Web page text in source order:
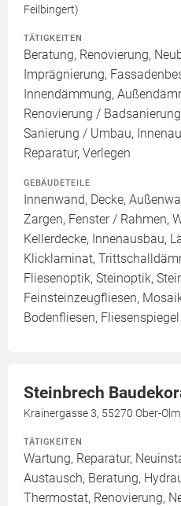
Feilbingert)
TÄTIGKEITEN
Beratung, Renovierung,
Imprägnierung,
Innendämmung,
Renovierung /
Sanierung / Umbau,
Reparatur, Verlegen
GEBÄUDETEILE
Innenwand, Decke,
Zargen, Fenster / Rahmen,
Kellerdecke, Innenausbau,
Klicklaminat,
Fliesenoptik, Steinoptik,
Feinsteinzeugfliesen,
Bodenfliesen, Fliesenspiegel
Steinbrech
Krainergasse 3, 55270 Ober-
TÄTIGKEITEN
Wartung, Reparatur,
Austausch, Beratung,
Thermostat, Renovierung,